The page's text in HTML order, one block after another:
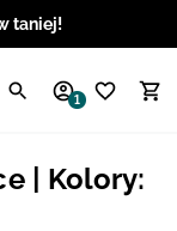
taniej!
1
| Kolory: